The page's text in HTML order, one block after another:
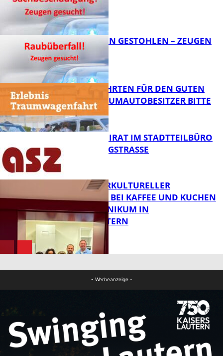
FB News
TEURE KETTEN GESTOHLEN – ZEUGEN
GESUCHT!
FB News
SPENDENFAHRTEN FÜR DEN GUTEN
ZWECK – TRAUMAUTOBESITZER BITTE
MELDEN!
FB News
SENIORENBEIRAT IM STADTTEILBÜRO
IN DER KÖNIGSTRASSE
NEUER INTERKULTURELLER
TREFFPUNKT BEI KAFFEE UND KUCHEN
IM PFALZKLINIKUM IN
KAISERSLAUTERN
- Werbeanzeige -